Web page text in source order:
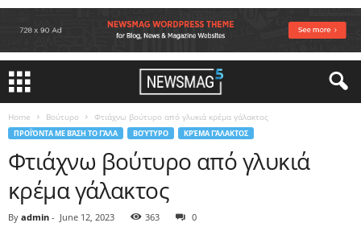
Home Βούτυρο Φτιάχνω βούτυρο από γλυκιά κρέμα γάλακτος
ΠΡΟΪΌΝΤΑ ΜΕ ΒΆΣΗ ΤΟ ΓΆΛΑ ΒΟΎΤΥΡΟ ΚΡΈΜΑ ΓΆΛΑΚΤΟΣ
Φτιάχνω βούτυρο από γλυκιά
κρέμα γάλακτος
By admin - June 12, 2023 363 0